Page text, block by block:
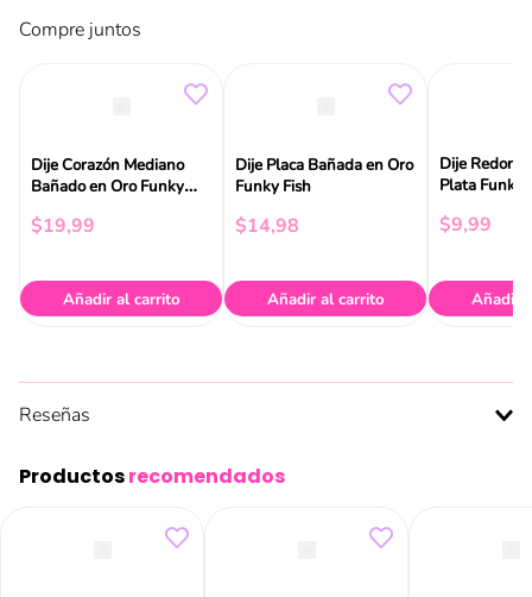
Compre juntos
Dije Corazón Mediano
Bañado en Oro Funky
$19,99
Añadir al carrito
Dije Placa Bañada en Oro
Funky Fish
$14,98
Añadir al carrito
Dije
Plata Funky
$9,99
Añadir
Reseñas
Productosrecomendados